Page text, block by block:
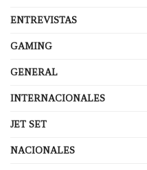
ENTREVISTAS
GAMING
GENERAL
INTERNACIONALES
JET SET
NACIONALES